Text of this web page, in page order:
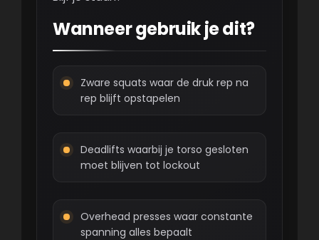
Wanneer gebruik je dit?
Zware squats waar de druk rep na
rep blijft opstapelen
Deadlifts waarbij je torso gesloten
moet blijven tot lockout
Overhead presses waar constante
spanning alles bepaalt